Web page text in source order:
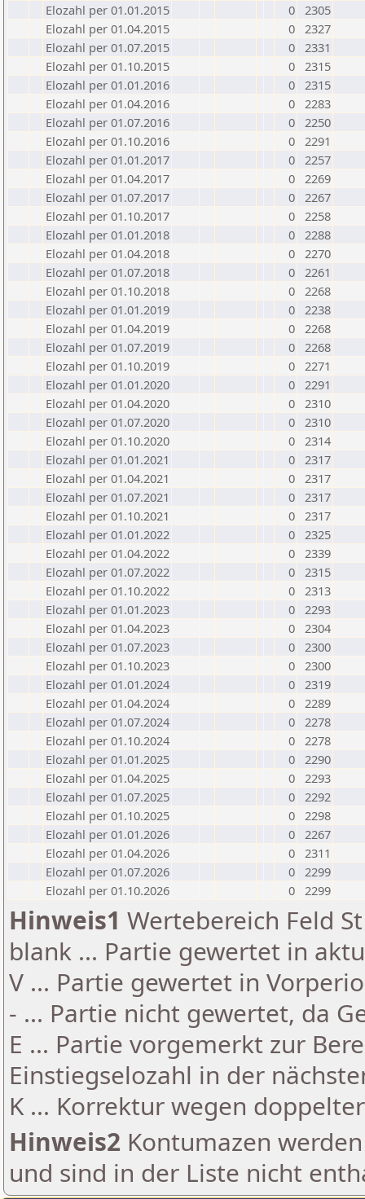
Elozahl per 01.01.2015
0 2305
Elozahl per 01.04.2015
0 2327
Elozahl per 01.07.2015
0 2331
Elozahl per 01.10.2015
0 2315
Elozahl per 01.01.2016
0 2315
Elozahl per 01.04.2016
0 2283
Elozahl per 01.07.2016
0 2250
Elozahl per 01.10.2016
0 2291
Elozahl per 01.01.2017
0 2257
Elozahl per 01.04.2017
0 2269
Elozahl per 01.07.2017
0 2267
Elozahl per 01.10.2017
0 2258
Elozahl per 01.01.2018
0 2288
Elozahl per 01.04.2018
0 2270
Elozahl per 01.07.2018
0 2261
Elozahl per 01.10.2018
0 2268
Elozahl per 01.01.2019
0 2238
Elozahl per 01.04.2019
0 2268
Elozahl per 01.07.2019
0 2268
Elozahl per 01.10.2019
0 2271
Elozahl per 01.01.2020
0 2291
Elozahl per 01.04.2020
0 2310
Elozahl per 01.07.2020
0 2310
Elozahl per 01.10.2020
0 2314
Elozahl per 01.01.2021
0 2317
Elozahl per 01.04.2021
0 2317
Elozahl per 01.07.2021
0 2317
Elozahl per 01.10.2021
0 2317
Elozahl per 01.01.2022
0 2325
Elozahl per 01.04.2022
0 2339
Elozahl per 01.07.2022
0 2315
Elozahl per 01.10.2022
0 2313
Elozahl per 01.01.2023
0 2293
Elozahl per 01.04.2023
0 2304
Elozahl per 01.07.2023
0 2300
Elozahl per 01.10.2023
0 2300
Elozahl per 01.01.2024
0 2319
Elozahl per 01.04.2024
0 2289
Elozahl per 01.07.2024
0 2278
Elozahl per 01.10.2024
0 2278
Elozahl per 01.01.2025
0 2290
Elozahl per 01.04.2025
0 2293
Elozahl per 01.07.2025
0 2292
Elozahl per 01.10.2025
0 2298
Elozahl per 01.01.2026
0 2267
Elozahl per 01.04.2026
0 2311
Elozahl per 01.07.2026
0 2299
Elozahl per 01.10.2026
0 2299
Hinweis1 Wertebereich Feld
blank ... Partie gewertet in
V ... Partie gewertet in
- ... Partie nicht gewertet, da
E ... Partie vorgemerkt zur
Einstiegselozahl in der
K ... Korrektur wegen
Hinweis2 Kontumazen
und sind in der Liste nicht